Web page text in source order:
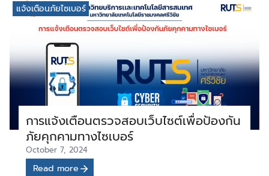
แจ้งเตือนภัยไซเบอร์
การแจ้งเตือนตรวจสอบเว็บไซต์เพื่อป้องกัน
ภัยคุกคามทางไซเบอร์
October 7, 2024
Read more